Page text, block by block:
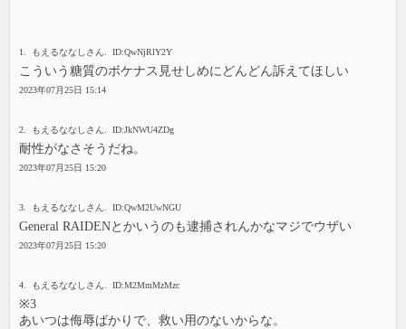
1. もえるななしさん. ID:QwNjRlY2Y
こういう糖質のボケナス見せしめにどんどん訴えてほしい
2023年07月25日 15:14
2. もえるななしさん. ID:JkNWU4ZDg
耐性がなさそうだね。
2023年07月25日 15:20
3. もえるななしさん. ID:QwM2UwNGU
General RAIDENとかいうのも逮捕されんかなマジでウザい
2023年07月25日 15:20
4. もえるななしさん. ID:M2MmMzMzc
※3
あいつは侮辱ばかりで、救い用のないからな。